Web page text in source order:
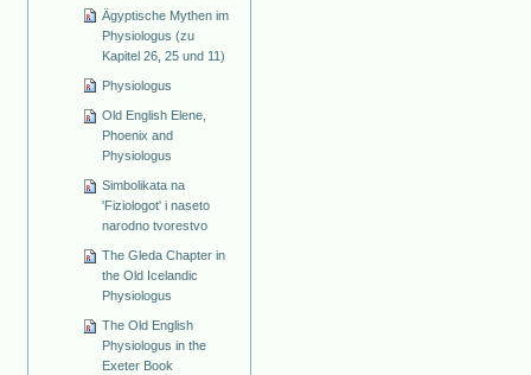
Ägyptische Mythen im
Physiologus (zu
Kapitel 26, 25 und 11)
Physiologus
Old English Elene,
Phoenix and
Physiologus
Simbolikata na
'Fiziologot' i naseto
narodno tvorestvo
The Gleda Chapter in
the Old Icelandic
Physiologus
The Old English
Physiologus in the
Exeter Book